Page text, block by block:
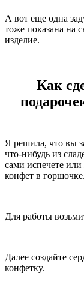
А вот еще одна
тоже показана на
изделие.
Как
Я решила, что вы
что-нибудь из
сами испечете
конфет в горшочке.
Для работы
Далее создайте
конфетку.